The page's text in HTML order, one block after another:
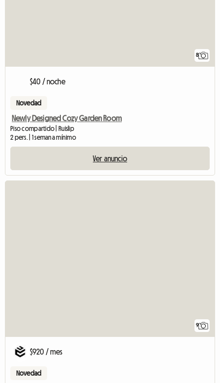
8
$40 / noche
Novedad
Newly Designed Cozy Garden Room
Piso compartido | Ruislip
2 pers. | 1 semana mínimo
Ver anuncio
9
$920 / mes
Novedad